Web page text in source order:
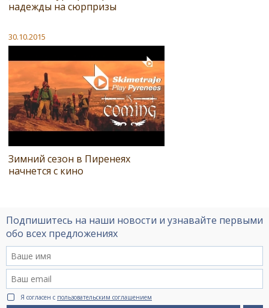
надежды на сюрпризы
30.10.2015
Зимний сезон в Пиренеях
начнется с кино
Подпишитесь на наши новости и узнавайте первыми
обо всех предложениях
Я согласен с пользовательским соглашением